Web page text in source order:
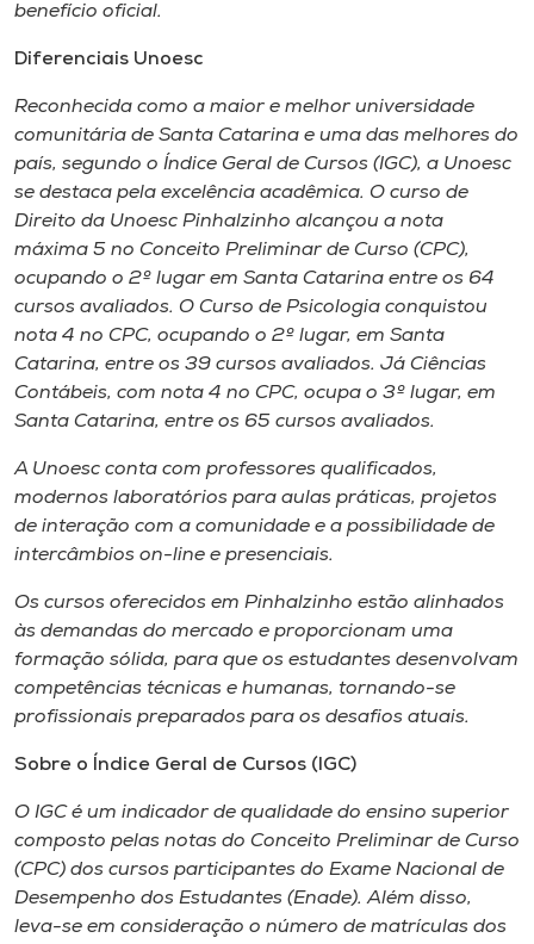
A+
benefício oficial.
Diferenciais Unoesc
Reconhecida como a maior e melhor universidade
comunitária de Santa Catarina e uma das melhores do
país, segundo o Índice Geral de Cursos (IGC), a Unoesc
se destaca pela excelência acadêmica. O curso de
Direito da Unoesc Pinhalzinho alcançou a nota
máxima 5 no Conceito Preliminar de Curso (CPC),
ocupando o 2º lugar em Santa Catarina entre os 64
cursos avaliados. O Curso de Psicologia conquistou
nota 4 no CPC, ocupando o 2º lugar, em Santa
Catarina, entre os 39 cursos avaliados. Já Ciências
Contábeis, com nota 4 no CPC, ocupa o 3º lugar, em
Santa Catarina, entre os 65 cursos avaliados.
A Unoesc conta com professores qualificados,
modernos laboratórios para aulas práticas, projetos
de interação com a comunidade e a possibilidade de
intercâmbios on-line e presenciais.
Os cursos oferecidos em Pinhalzinho estão alinhados
às demandas do mercado e proporcionam uma
formação sólida, para que os estudantes desenvolvam
competências técnicas e humanas, tornando-se
profissionais preparados para os desafios atuais.
Sobre o Índice Geral de Cursos (IGC)
O IGC é um indicador de qualidade do ensino superior
composto pelas notas do Conceito Preliminar de Curso
(CPC) dos cursos participantes do Exame Nacional de
Desempenho dos Estudantes (Enade). Além disso,
leva-se em consideração o número de matrículas dos